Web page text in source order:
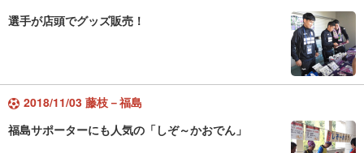
選手が店頭でグッズ販売！
2018/11/03 藤枝－福島
福島サポーターにも人気の「しぞ～かおでん」